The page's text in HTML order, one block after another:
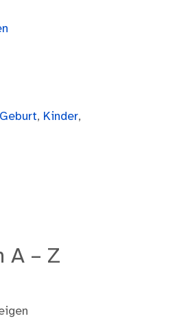
Geburt, Kinder,
A – Z